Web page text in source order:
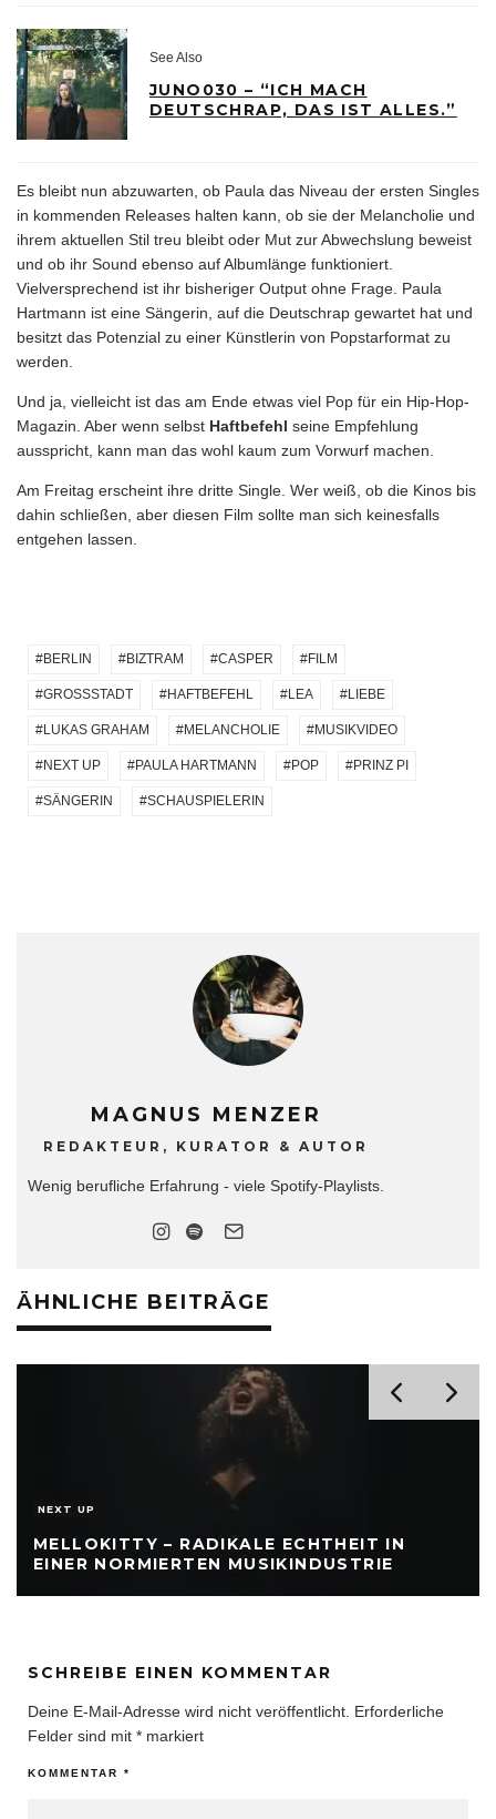
See Also
JUNO030 – “ICH MACH
DEUTSCHRAP, DAS IST ALLES.”
Es bleibt nun abzuwarten, ob Paula das Niveau der ersten Singles
in kommenden Releases halten kann, ob sie der Melancholie und
ihrem aktuellen Stil treu bleibt oder Mut zur Abwechslung beweist
und ob ihr Sound ebenso auf Albumlänge funktioniert.
Vielversprechend ist ihr bisheriger Output ohne Frage. Paula
Hartmann ist eine Sängerin, auf die Deutschrap gewartet hat und
besitzt das Potenzial zu einer Künstlerin von Popstarformat zu
werden.
Und ja, vielleicht ist das am Ende etwas viel Pop für ein Hip-Hop-
Magazin. Aber wenn selbst Haftbefehl seine Empfehlung
ausspricht, kann man das wohl kaum zum Vorwurf machen.
Am Freitag erscheint ihre dritte Single. Wer weiß, ob die Kinos bis
dahin schließen, aber diesen Film sollte man sich keinesfalls
entgehen lassen.
BERLIN BIZTRAM CASPER FILM
GROSSSTADT HAFTBEFEHL LEA LIEBE
LUKAS GRAHAM MELANCHOLIE MUSIKVIDEO
NEXT UP PAULA HARTMANN POP PRINZ PI
SÄNGERIN SCHAUSPIELERIN
MAGNUS MENZER
REDAKTEUR, KURATOR & AUTOR
Wenig berufliche Erfahrung - viele Spotify-Playlists.
ÄHNLICHE BEITRÄGE
IN
LUCI – RAP OHNE MACKERTUM
SCHREIBE EINEN KOMMENTAR
Deine E-Mail-Adresse wird nicht veröffentlicht. Erforderliche
Felder sind mit * markiert
KOMMENTAR *